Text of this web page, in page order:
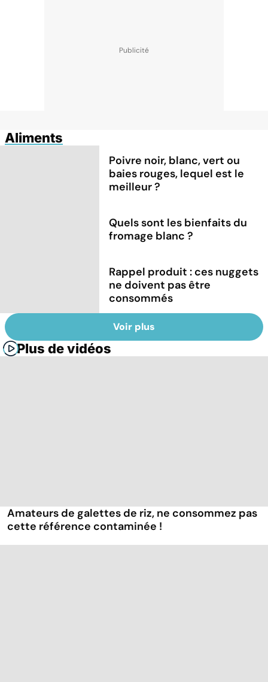
Aliments
Poivre noir, blanc, vert ou
baies rouges, lequel est le
meilleur ?
Quels sont les bienfaits du
fromage blanc ?
Rappel produit : ces nuggets
ne doivent pas être
consommés
Voir plus
Plus de vidéos
Amateurs de galettes de riz, ne consommez pas
cette référence contaminée !